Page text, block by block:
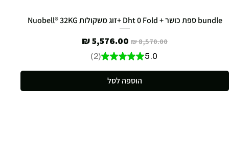
bundle ספת כושר + Dht 0 Fold +זוג משקולות Nuobell® 32KG
מחיר רגיל מחיר מבצע
5.0
★
★
★
★
★
22
הוספה לסל